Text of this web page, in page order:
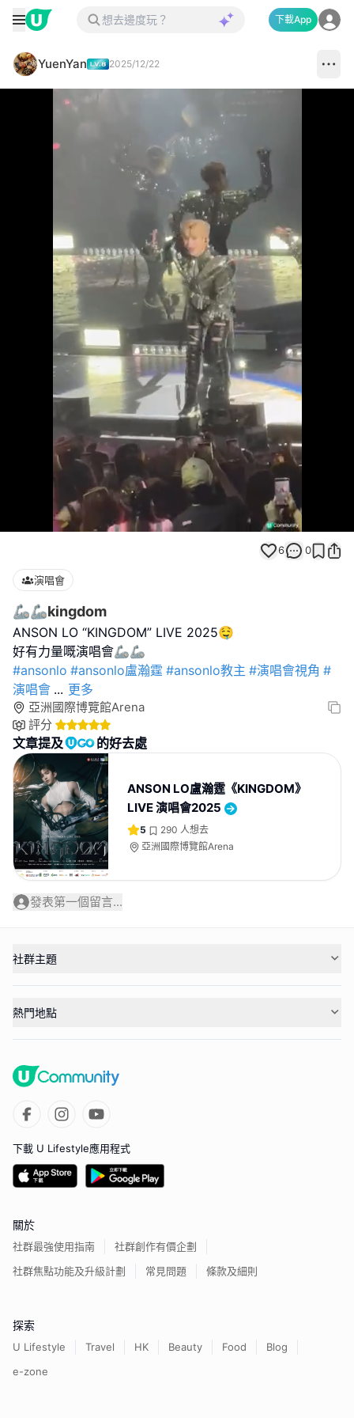
下載App
YuenYan 2025/12/22
Loaded:
100.00%
6 0
演唱會
🦾🦾kingdom
ANSON LO “KINGDOM” LIVE 2025🤤
#ansonlo #ansonlo盧瀚霆 #ansonlo教主 #演唱會視角 #
演唱會 ... 更多
亞洲國際博覽館Arena
評分
文章提及 的好去處
ANSON LO盧瀚霆《KINGDOM》
LIVE 演唱會2025
5 290 人想去
亞洲國際博覽館Arena
發表第一個留言...
社群主題
熱門地點
下載 U Lifestyle應用程式
關於
社群最強使用指南
社群創作有價企劃
社群焦點功能及升級計劃
常見問題 條款及細則
探索
U Lifestyle Travel HK Beauty Food
Blog
e-zone